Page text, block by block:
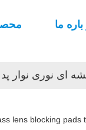
ما
ای نوری نوار